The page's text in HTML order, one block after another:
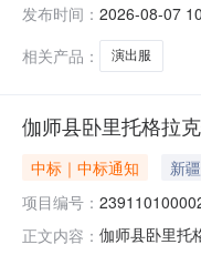
服采购项目采
同时体现
发布时间： 2026-08-07
相关产品：
演出服
伽师县卧里托格拉
中标｜中标通知 新
项目编号：
正文内容： 伽师县卧里托